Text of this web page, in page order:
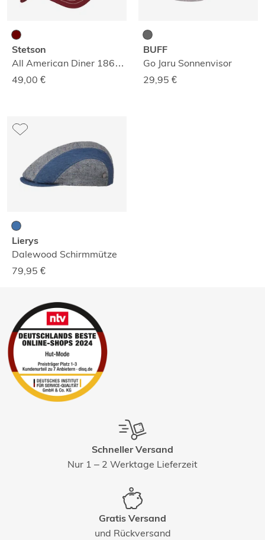
Stetson
All American Diner 1865 Truckercap
49,00 €
BUFF
Go Jaru Sonnenvisor
29,95 €
Lierys
Dalewood Schirmmütze
79,95 €
Schneller Versand
Nur 1 – 2 Werktage Lieferzeit
Gratis Versand
und Rückversand